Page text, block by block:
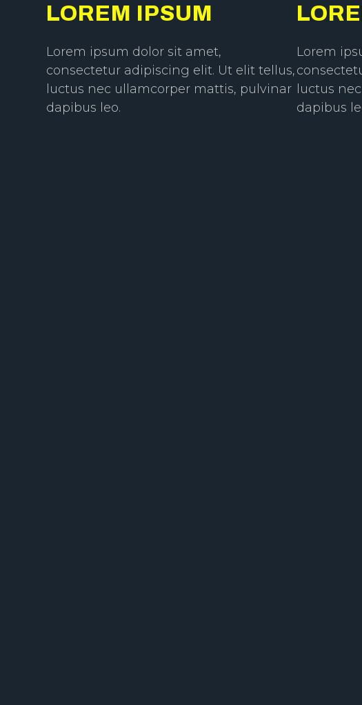
LOREM IPSUM
Lorem ipsum dolor sit amet,
consectetur adipiscing elit. Ut elit tellus,
luctus nec ullamcorper mattis, pulvinar
dapibus leo.
Lorem
luctus
dapibus